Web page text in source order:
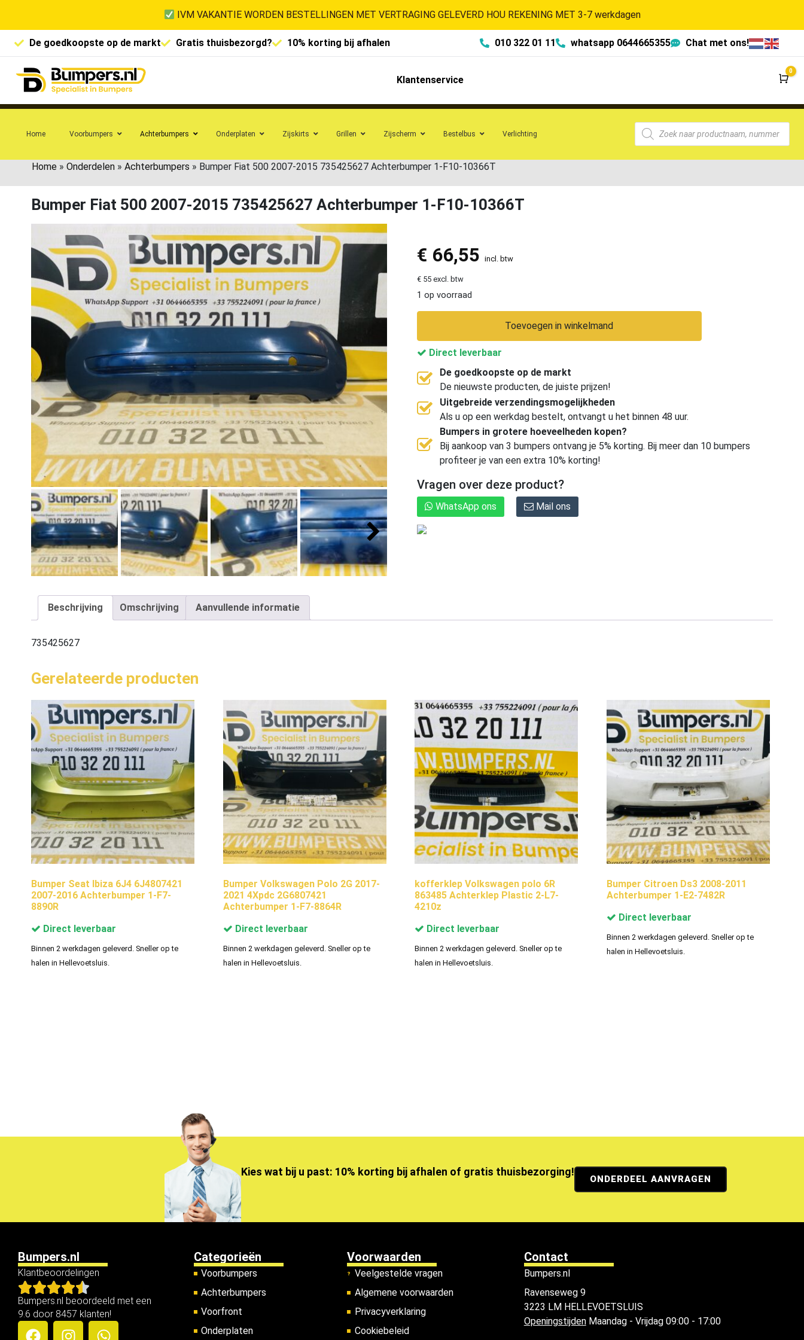
IVM VAKANTIE WORDEN BESTELLINGEN MET VERTRAGING GELEVERD HOU REKENING MET 3-7 werkdagen
De goedkoopste op de markt Gratis thuisbezorgd? 10% korting bij afhalen 010 322 01 11 whatsapp 0644665355 Chat met ons!
Klantenservice
0
Home Voorbumpers Achterbumpers Onderplaten Zijskirts Grillen Zijscherm Bestelbus Verlichting
Home » Onderdelen » Achterbumpers » Bumper Fiat 500 2007-2015 735425627 Achterbumper 1-F10-10366T
Bumper Fiat 500 2007-2015 735425627 Achterbumper 1-F10-10366T
€ 66,55 incl. btw
€ 55 excl. btw
1 op voorraad
Toevoegen in winkelmand
Direct leverbaar
De goedkoopste op de markt
De nieuwste producten, de juiste prijzen!
Uitgebreide verzendingsmogelijkheden
Als u op een werkdag bestelt, ontvangt u het binnen 48 uur.
Bumpers in grotere hoeveelheden kopen?
Bij aankoop van 3 bumpers ontvang je 5% korting. Bij meer dan 10 bumpers
profiteer je van een extra 10% korting!
Vragen over deze product?
WhatsApp ons Mail ons
Beschrijving Omschrijving Aanvullende informatie
735425627
Gerelateerde producten
Bumper Seat Ibiza 6J4 6J4807421
2007-2016 Achterbumper 1-F7-
8890R
Direct leverbaar
Binnen 2 werkdagen geleverd. Sneller op te
halen in Hellevoetsluis.
Bumper Volkswagen Polo 2G 2017-
2021 4Xpdc 2G6807421
Achterbumper 1-F7-8864R
Direct leverbaar
Binnen 2 werkdagen geleverd. Sneller op te
halen in Hellevoetsluis.
kofferklep Volkswagen polo 6R
863485 Achterklep Plastic 2-L7-
4210z
Direct leverbaar
Binnen 2 werkdagen geleverd. Sneller op te
halen in Hellevoetsluis.
Bumper Citroen Ds3 2008-2011
Achterbumper 1-E2-7482R
Direct leverbaar
Binnen 2 werkdagen geleverd. Sneller op te
halen in Hellevoetsluis.
Kies wat bij u past: 10% korting bij afhalen of gratis thuisbezorging!
ONDERDEEL AANVRAGEN
Bumpers.nl
Klantbeoordelingen
Bumpers.nl beoordeeld met een
9.6 door 8457 klanten!
Categorieën
Voorbumpers
Achterbumpers
Voorfront
Onderplaten
Voorwaarden
Veelgestelde vragen
Algemene voorwaarden
Privacyverklaring
Cookiebeleid
Contact
Bumpers.nl
Ravenseweg 9
3223 LM HELLEVOETSLUIS
OpeningstijdenMaandag - Vrijdag 09:00 - 17:00